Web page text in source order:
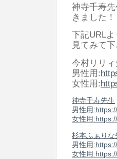
神寺千寿
きました！
下記URL
見てみて下
今村リリィ
男性用:
女性用:
神寺千寿先生
男性用:
女性用:
杉本ふぁりな
男性用:
女性用: